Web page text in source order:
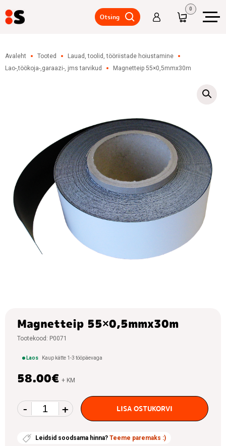
Laotõstukid,
Metallkapid,
riidekapid
Lauad,
toolid,
tööriistade
hoiustamine
Laokärud,
rattad
Konteinerid,
prügikastid
PVC
kardinad
pakkimine
Otsing
0
Avaleht Tooted
Lauad, toolid, tööriistade hoiustamine
Lao-,töökoja-,garaazi-, jms tarvikud
Magnetteip 55×0,5mmx30m
Magnetteip 55×0,5mmx30m
Tootekood: P0071
Laos Kaup kätte 1-3 tööpäevaga
58.00€ + KM
-
Magnetteip
55x0,5mmx30m
kogus
+ LISA OSTUKORVI
Leidsid soodsama hinna? Teeme paremaks :)